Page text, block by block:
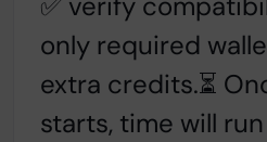
only required
extra credits.⏳
starts, time will